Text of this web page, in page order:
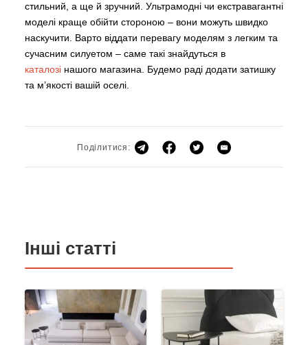
стильний, а ще й зручний. Ультрамодні чи екстравагантні
моделі краще обійти стороною – вони можуть швидко
наскучити. Варто віддати перевагу моделям з легким та
сучасним силуетом – саме такі знайдуться в
каталозі нашого магазина. Будемо раді додати затишку
та м’якості вашій оселі.
Поділитися:
Інші статті